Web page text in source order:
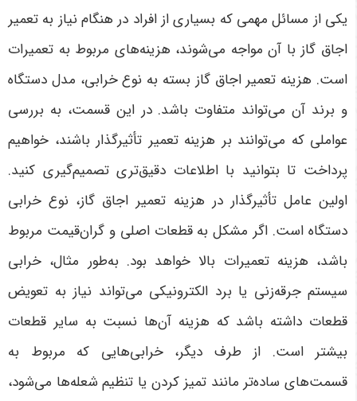
یکی از مسائل مهمی که بسیاری از افراد در هنگام نیاز به تعمیر
اجاق گاز با آن مواجه می‌شوند، هزینه‌های مربوط به تعمیرات
است. هزینه تعمیر اجاق گاز بسته به نوع خرابی، مدل دستگاه
و برند آن می‌تواند متفاوت باشد. در این قسمت، به بررسی
عواملی که می‌توانند بر هزینه تعمیر تأثیرگذار باشند، خواهیم
پرداخت تا بتوانید با اطلاعات دقیق‌تری تصمیم‌گیری کنید.
اولین عامل تأثیرگذار در هزینه تعمیر اجاق گاز، نوع خرابی
دستگاه است. اگر مشکل به قطعات اصلی و گران‌قیمت مربوط
باشد، هزینه تعمیرات بالا خواهد بود. به‌طور مثال، خرابی
سیستم جرقه‌زنی یا برد الکترونیکی می‌تواند نیاز به تعویض
قطعات داشته باشد که هزینه آن‌ها نسبت به سایر قطعات
بیشتر است. از طرف دیگر، خرابی‌هایی که مربوط به
قسمت‌های ساده‌تر مانند تمیز کردن یا تنظیم شعله‌ها می‌شود،